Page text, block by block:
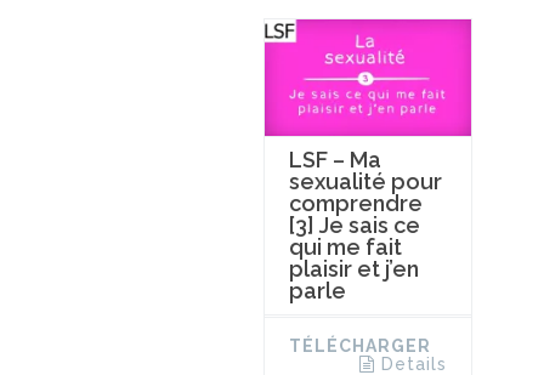
LSF – Ma
sexualité pour
comprendre
[3] Je sais ce
qui me fait
plaisir et j’en
parle
TÉLÉCHARGER
Details